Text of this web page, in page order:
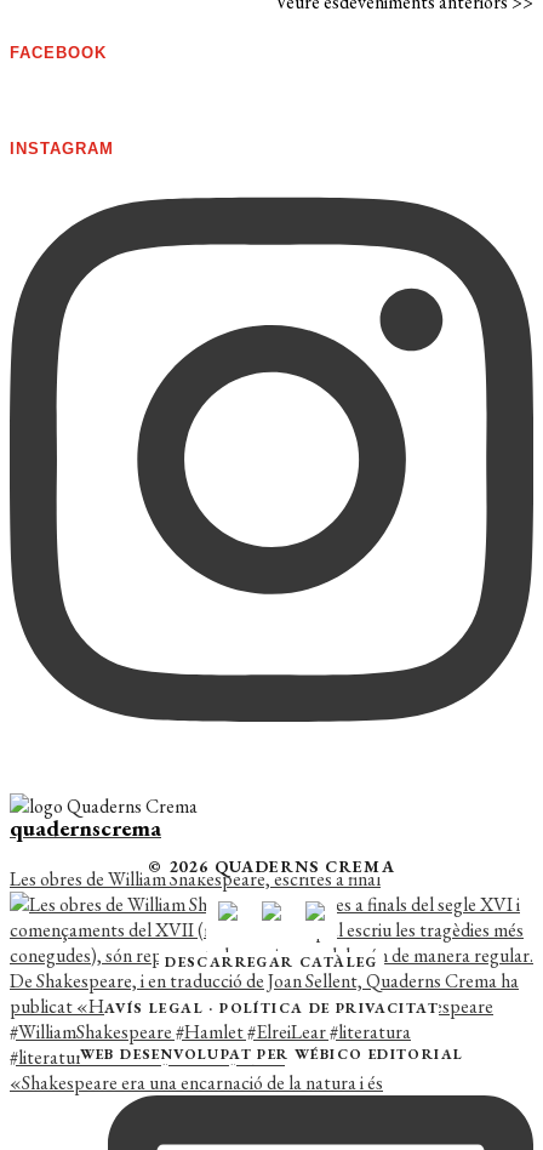
FACEBOOK
INSTAGRAM
quadernscrema
Les obres de William Shakespeare, escrites a final
«Shakespeare era una encarnació de la natura i és
© 2026 QUADERNS CREMA
DESCARREGAR CATÀLEG
AVÍS LEGAL ·POLÍTICA DE PRIVACITAT
WEB DESENVOLUPAT PER WÉBICO EDITORIAL